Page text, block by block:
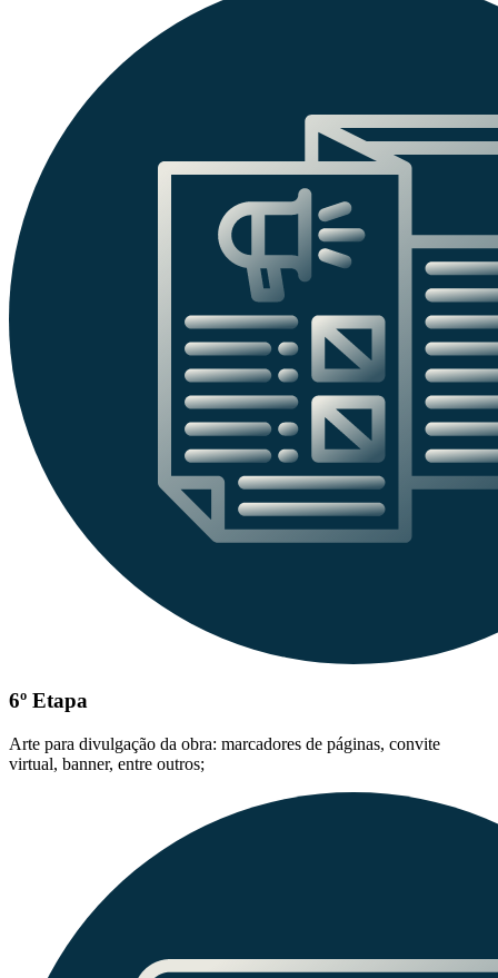
6º Etapa
Arte para divulgação da obra: marcadores de páginas, convite
virtual, banner, entre outros;